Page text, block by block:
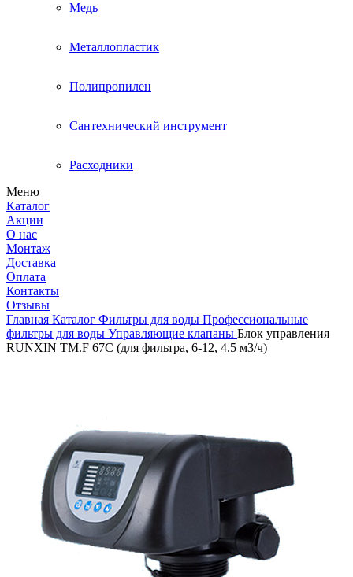
Медь
Металлопластик
Полипропилен
Сантехнический инструмент
Расходники
Меню
Каталог
Акции
О нас
Монтаж
Доставка
Оплата
Контакты
Отзывы
Главная Каталог Фильтры для воды Профессиональные
фильтры для воды Управляющие клапаны Блок управления
RUNXIN TM.F 67C (для фильтра, 6-12, 4.5 м3/ч)